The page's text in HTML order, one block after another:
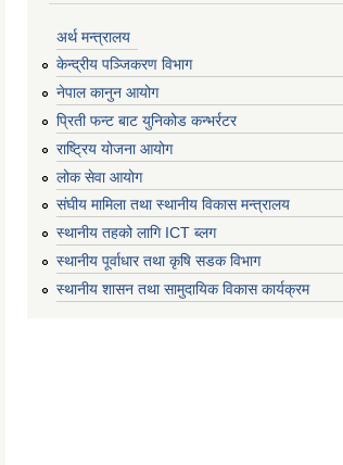
अर्थ मन्त्रालय
केन्द्रीय पञ्जिकरण विभाग
नेपाल कानुन आयोग
प्रिती फन्ट बाट युनिकोड कन्भर्रटर
राष्ट्रिय योजना आयोग
लोक सेवा आयोग
संघीय मामिला तथा स्थानीय विकास मन्त्रालय
स्थानीय तहको लागि ICT ब्लग
स्थानीय पूर्वाधार तथा कृषि सडक विभाग
स्थानीय शासन तथा सामुदायिक विकास कार्यक्रम